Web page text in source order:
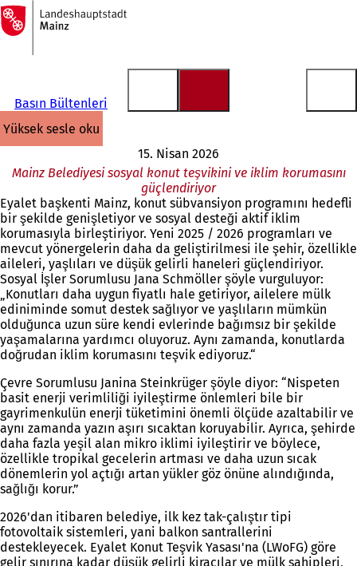
İçeriğe atla
Ana
sayfaya
Basın Bültenleri
yüksek sesle oku
15. Nisan 2026
Mainz Belediyesi sosyal konut teşvikini ve iklim korumasını
güçlendiriyor
Eyalet başkenti Mainz, konut sübvansiyon programını hedefli
bir şekilde genişletiyor ve sosyal desteği aktif iklim
korumasıyla birleştiriyor. Yeni 2025 / 2026 programları ve
mevcut yönergelerin daha da geliştirilmesi ile şehir, özellikle
aileleri, yaşlıları ve düşük gelirli haneleri güçlendiriyor.
Sosyal İşler Sorumlusu Jana Schmöller şöyle vurguluyor:
„Konutları daha uygun fiyatlı hale getiriyor, ailelere mülk
ediniminde somut destek sağlıyor ve yaşlıların mümkün
olduğunca uzun süre kendi evlerinde bağımsız bir şekilde
yaşamalarına yardımcı oluyoruz. Aynı zamanda, konutlarda
doğrudan iklim korumasını teşvik ediyoruz.“
Çevre Sorumlusu Janina Steinkrüger şöyle diyor: “Nispeten
basit enerji verimliliği iyileştirme önlemleri bile bir
gayrimenkulün enerji tüketimini önemli ölçüde azaltabilir ve
aynı zamanda yazın aşırı sıcaktan koruyabilir. Ayrıca, şehirde
daha fazla yeşil alan mikro iklimi iyileştirir ve böylece,
özellikle tropikal gecelerin artması ve daha uzun sıcak
dönemlerin yol açtığı artan yükler göz önüne alındığında,
sağlığı korur.”
2026'dan itibaren belediye, ilk kez tak-çalıştır tipi
fotovoltaik sistemleri, yani balkon santrallerini
destekleyecek. Eyalet Konut Teşvik Yasası'na (LWoFG) göre
gelir sınırına kadar düşük gelirli kiracılar ve mülk sahipleri,